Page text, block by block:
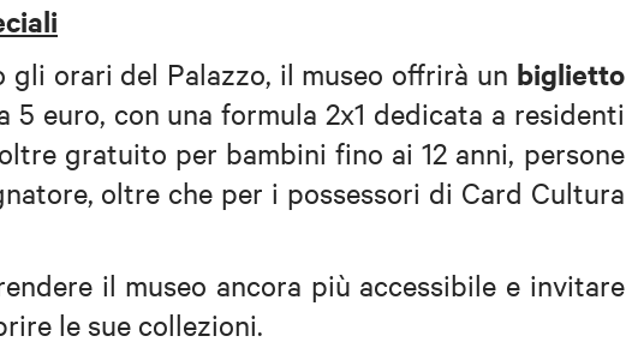
gli orari del Palazzo, il museo offrirà un biglietto
5 euro, con una formula 2x1 dedicata a residenti
gratuito per bambini fino ai 12 anni, persone
oltre che per i possessori di Card Cultura
il museo ancora più accessibile e invitare
le sue collezioni.